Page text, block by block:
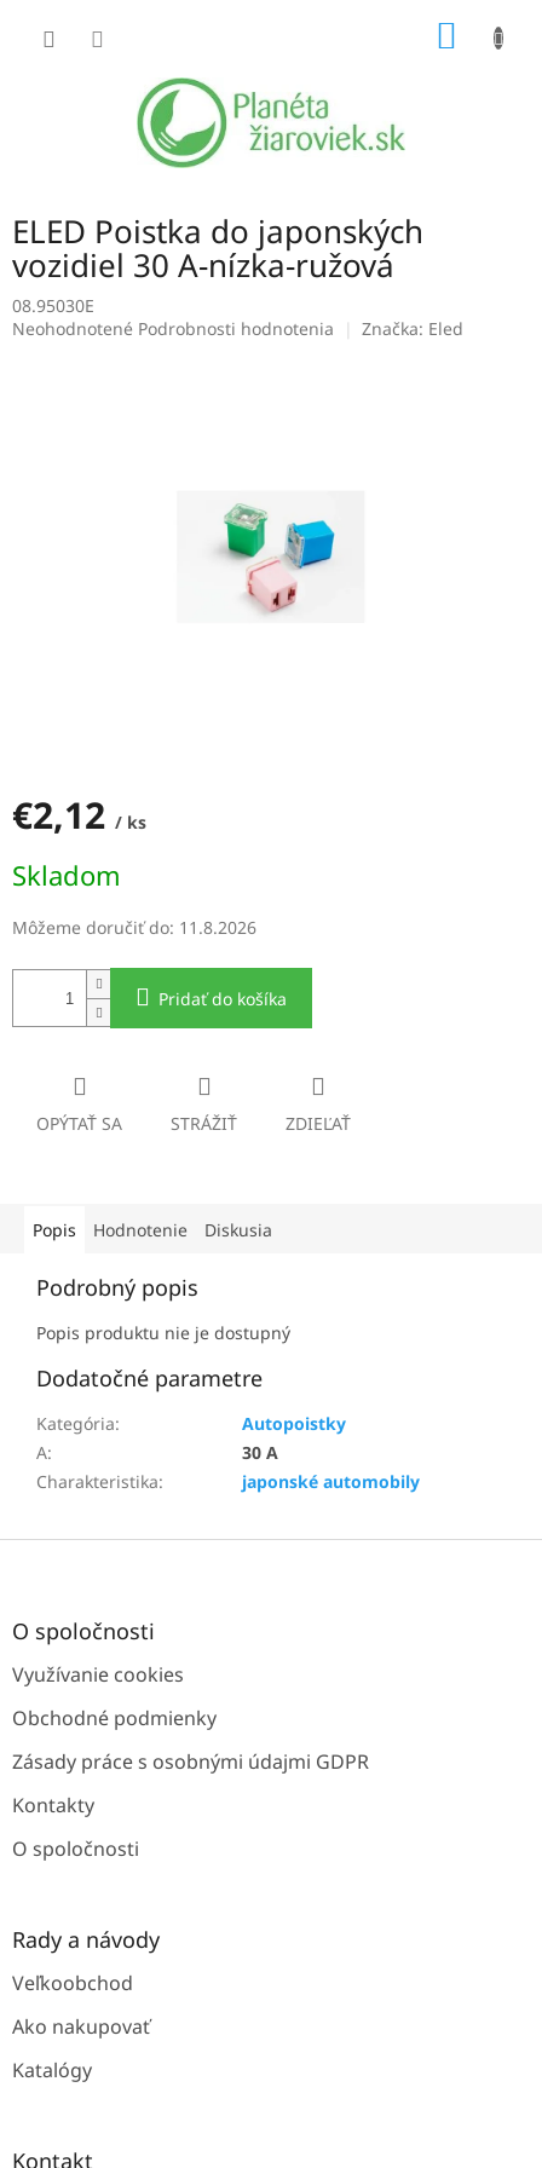
ELED Poistka do japonských
vozidiel 30 A-nízka-ružová
08.95030E
Priemerné
Neohodnotené Podrobnosti hodnotenia Značka: Eled
€2,12 / ks
cena:
Skladom
Môžeme doručiť do: 11.8.2026
Pridať do košíka
OPÝTAŤ SA STRÁŽIŤ ZDIEĽAŤ
Popis Hodnotenie Diskusia
Podrobný popis
Popis produktu nie je dostupný
Dodatočné parametre
Kategória:
Autopoistky
A:
30 A
Charakteristika: japonské automobily
Z
O spoločnosti
Využívanie cookies
Obchodné podmienky
Zásady práce s osobnými údajmi GDPR
Kontakty
O spoločnosti
Rady a návody
Veľkoobchod
Ako nakupovať
Katalógy
Kontakt